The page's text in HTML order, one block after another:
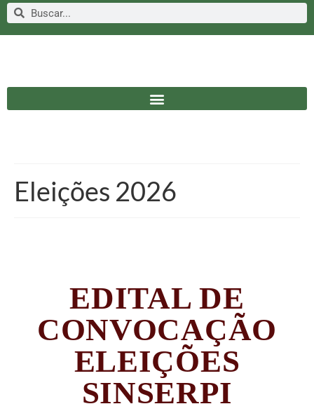
Eleições 2026
EDITAL DE
CONVOCAÇÃO
ELEIÇÕES
SINSERPI